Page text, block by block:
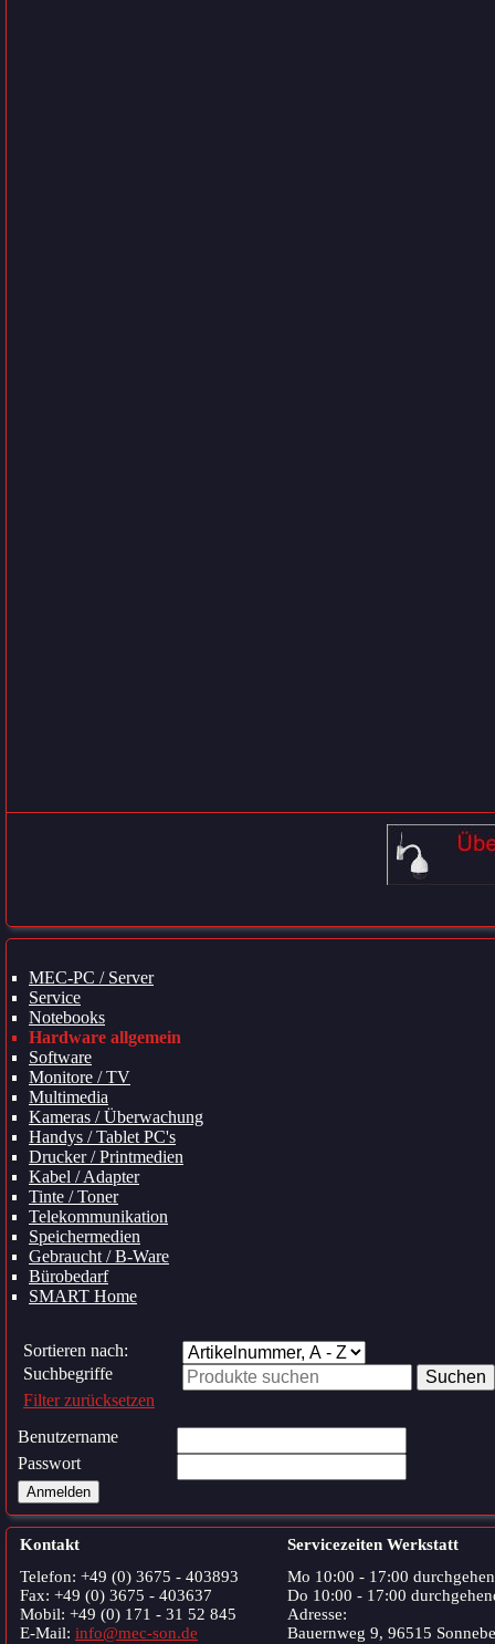
überspringen
MEC-PC / Server
Service
Notebooks
Hardware allgemein
Software
Monitore / TV
Multimedia
Kameras / Überwachung
Handys / Tablet PC's
Drucker / Printmedien
Kabel / Adapter
Tinte / Toner
Telekommunikation
Speichermedien
Gebraucht / B-Ware
Bürobedarf
SMART Home
Sortieren nach:
Suchbegriffe
Filter zurücksetzen
Benutzername
Passwort
Anmelden
Kontakt
Servicezeiten Werkstatt
Telefon: +49 (0) 3675 - 403893
Fax: +49 (0) 3675 - 403637
Mobil: +49 (0) 171 - 31 52 845
E-Mail: info@mec-son.de
Mo 10:00 - 17:00
Do 10:00 - 17:00
Adresse:
Bauernweg 9, 96515